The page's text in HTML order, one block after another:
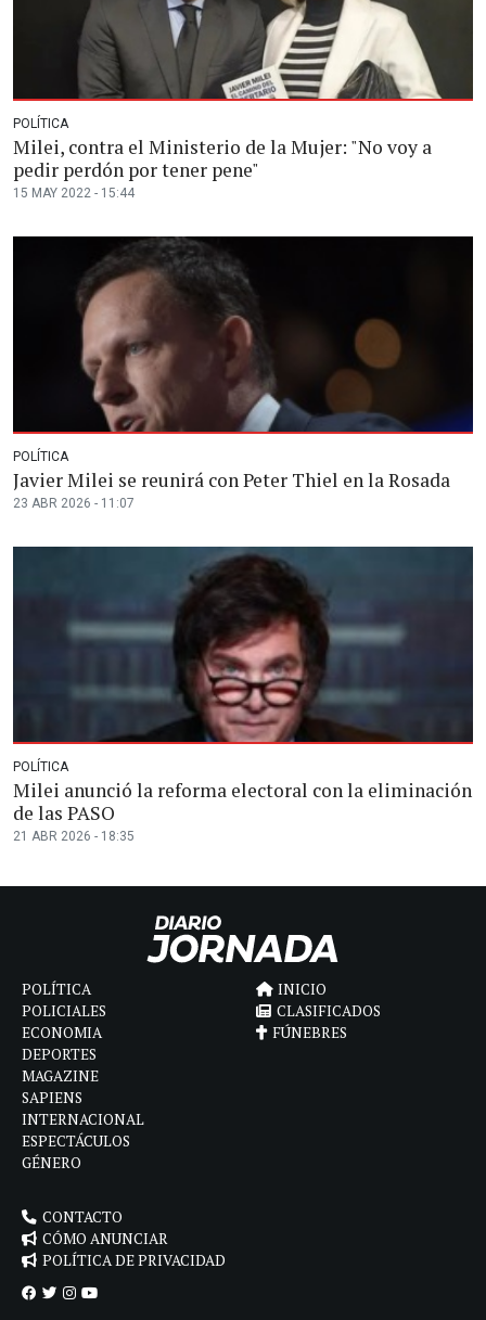
POLÍTICA
Milei, contra el Ministerio de la Mujer: "No voy a
pedir perdón por tener pene"
15 MAY 2022 - 15:44
POLÍTICA
Javier Milei se reunirá con Peter Thiel en la Rosada
23 ABR 2026 - 11:07
POLÍTICA
Milei anunció la reforma electoral con la eliminación
de las PASO
21 ABR 2026 - 18:35
POLÍTICA
POLICIALES
ECONOMIA
DEPORTES
MAGAZINE
SAPIENS
INTERNACIONAL
ESPECTÁCULOS
GÉNERO
INICIO
CLASIFICADOS
FÚNEBRES
CONTACTO
CÓMO ANUNCIAR
POLÍTICA DE PRIVACIDAD